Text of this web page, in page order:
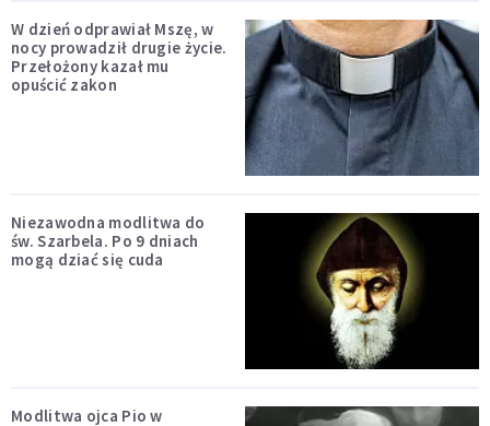
W dzień odprawiał Mszę, w
nocy prowadził drugie życie.
Przełożony kazał mu
opuścić zakon
Niezawodna modlitwa do
św. Szarbela. Po 9 dniach
mogą dziać się cuda
Modlitwa ojca Pio w